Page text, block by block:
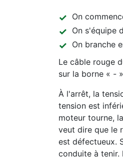
On
On s'équipe
On branche
Le câble rouge
sur la borne « -
À l'arrêt, la
tension est
moteur tourne,
veut dire que le
est défectueux.
conduite à tenir.